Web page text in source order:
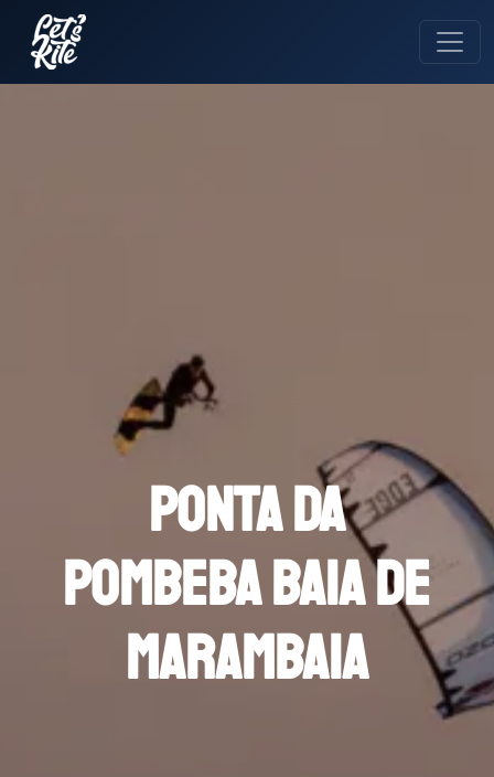
ponta da
pombeba baia de
marambaia